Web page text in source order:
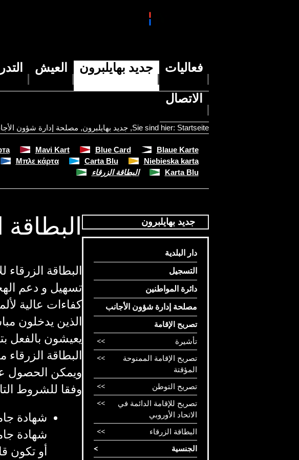
فعاليات جديد بهايلبرون العيش
الاتصال
Sie sind hier: Startseite
,جديد بهايلبرون, مصلحة إدارة شؤون
Blaue Karte
Blue Card
Mavi Kart
Niebieska karta
Carta Blu
Μπλε κάρτα
Karta Blu
البطاقة الزرقاء
جديد بهايلبرون
دار البلدية
التسجيل
دائرة المواطنين
مصلحة إدارة شؤون الأجانب
تصريح الإقامة
>>
تأشيرة
>>
تصريح الإقامة الممنوحة
المؤقتة
>>
تصريح التوطن
>>
تصريح للإقامة الدائمة في
الاتحاد الأوروبي
>>
البطاقة الزرقاء
>
الجنسية
البطاقة
البطاقة الزرقاء
تسهيل و دعم
كفاءات عالية
الذين يدخلون
يعيشون بالفعل
البطاقة
ويمكن الحصول
وفقا للشروط
شهادة
شهادة
أو تكون